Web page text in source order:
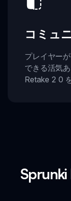
コミュ
プレイヤー
できる活気
Retake 2 0
Sprunki